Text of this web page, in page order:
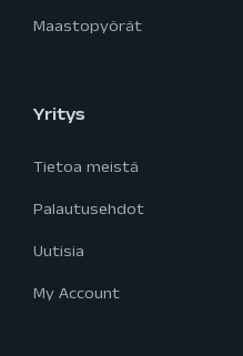
Maastopyörät
Yritys
Tietoa meistä
Palautusehdot
Uutisia
My Account